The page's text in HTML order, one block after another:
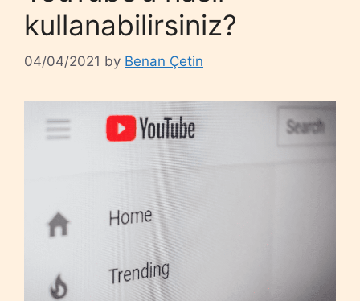
kullanabilirsiniz?
04/04/2021 by Benan Çetin